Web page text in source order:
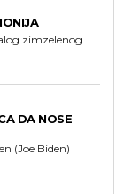
zimzelenog
DA NOSE